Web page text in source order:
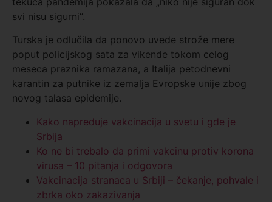
svi nisu sigurni“.
Turska je odlučila da ponovo uvede strože mere
poput policijskog sata za vikende tokom celog
meseca praznika ramazana, a Italija petodnevni
karantin za putnike iz zemalja Evropske unije zbog
novog talasa epidemije.
Kako napreduje vakcinacija u svetu i gde je
Srbija
Ko ne bi trebalo da primi vakcinu protiv korona
virusa – 10 pitanja i odgovora
Vakcinacija stranaca u Srbiji – čekanje, pohvale i
zbrka oko zakazivanja